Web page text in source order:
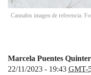
Cannabis imagen de referencia.
Marcela Puentes
22/11/2023 - 19:43 GMT-